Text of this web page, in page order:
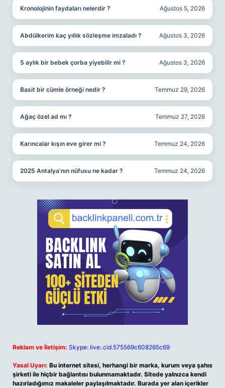
Kronolojinin faydaları nelerdir ? Ağustos 5, 2026
Abdülkerim kaç yıllık sözleşme imzaladı ? Ağustos 3, 2026
5 aylık bir bebek çorba yiyebilir mi ? Ağustos 3, 2026
Basit bir cümle örneği nedir ? Temmuz 29, 2026
Ağaç özel ad mı ? Temmuz 27, 2026
Karıncalar kışın eve girer mi ? Temmuz 24, 2026
2025 Antalya’nın nüfusu ne kadar ? Temmuz 24, 2026
Reklam ve İletişim: Skype: live:.cid.575569c608265c69
Yasal Uyarı: Bu internet sitesi, herhangi bir marka, kurum veya şahıs
şirketi ile hiçbir bağlantısı bulunmamaktadır. Sitede yalnızca kendi
hazırladığımız makaleler paylaşılmaktadır. Burada yer alan içerikler